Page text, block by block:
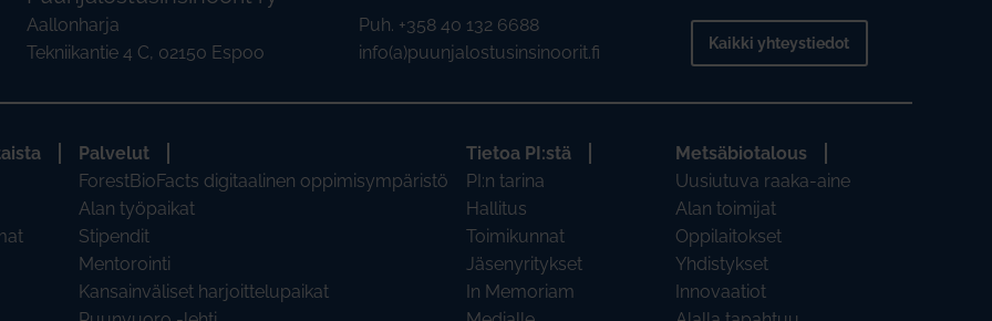
Aallonharja
Tekniikantie 4 C, 02150 Espoo
Puh. +358 40 132 6688
info(a)puunjalostusinsinoorit.fi
Kaikki yhteystiedot
Palvelut
ForestBioFacts digitaalinen oppimisympäristö
Alan työpaikat
Stipendit
Mentorointi
Kansainväliset harjoittelupaikat
Tietoa PI:stä
PI:n tarina
Hallitus
Toimikunnat
Jäsenyritykset
In Memoriam
Metsäbiotalous
Uusiutuva raaka-aine
Alan toimijat
Oppilaitokset
Yhdistykset
Innovaatiot